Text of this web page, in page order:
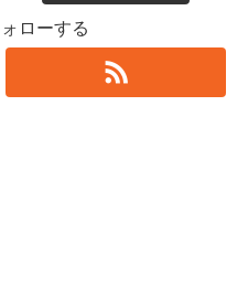
ローする